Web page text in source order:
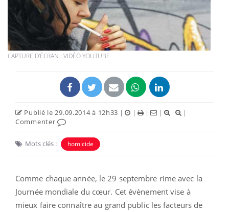
CAPTURE D'ÉCRAN : VIDÉO YOUTUBE
Publié le 29.09.2014 à 12h33 | | | |
|
Commenter
Mots clés : homicide
Comme chaque année, le 29 septembre rime avec la
Journée mondiale du cœur. Cet évènement vise à
mieux faire connaître au grand public les facteurs de